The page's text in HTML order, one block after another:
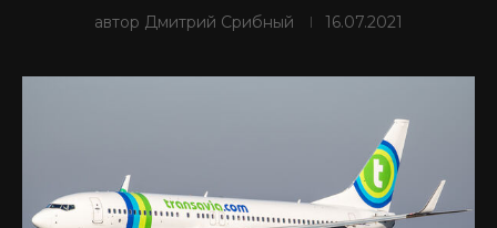
автор Дмитрий Срибный 16.07.2021